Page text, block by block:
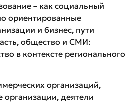
– как социальный
ориентированные
и бизнес, пути
общество и СМИ:
в контексте регионального
организаций,
деятели